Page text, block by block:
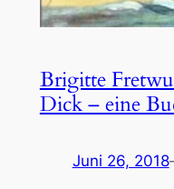
Brigitte
Dick – eine
Juni 26, 2018